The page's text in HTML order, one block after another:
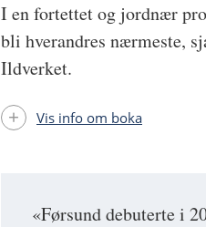
«Førsund debuterte i
I en fortettet og jordnær
bli hverandres nærmeste,
Ildverket.
Vis info om boka